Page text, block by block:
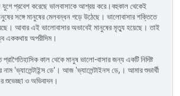
প্রবেশ করেছে ভালবাসাকে আশ্রয় করে।বহুকাল থেকেই
সঙ্গে মানুষের মেলবন্ধন গড়ে উঠেছে। ভালোবাসার শক্তিতে
আবার এই ভালোবাসার অভাবেই মানুষের মৃত্যু হয়েছে। তাই
এককথায় অপরীসিম।
কাল থেকে মানুষ ভালো-বাসার জন্য একটি নিদিষ্ট
'ভ্যালেন্টাইন্স ডে'। আজ 'ভ্যালেন্টাইনস ডে,। আমার শুভার্থী
শুভেচ্ছা ও অভিবাদন।